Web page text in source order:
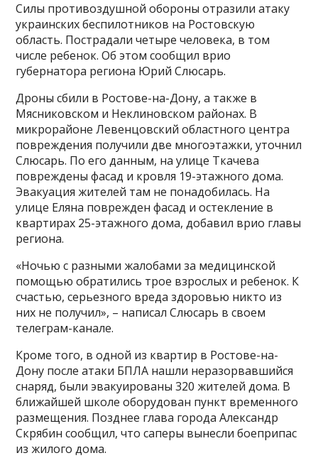
Силы противоздушной обороны отразили атаку
украинских беспилотников на Ростовскую
область. Пострадали четыре человека, в том
числе ребенок. Об этом сообщил врио
губернатора региона Юрий Слюсарь.
Дроны сбили в Ростове-на-Дону, а также в
Мясниковском и Неклиновском районах. В
микрорайоне Левенцовский областного центра
повреждения получили две многоэтажки, уточнил
Слюсарь. По его данным, на улице Ткачева
повреждены фасад и кровля 19-этажного дома.
Эвакуация жителей там не понадобилась. На
улице Еляна поврежден фасад и остекление в
квартирах 25-этажного дома, добавил врио главы
региона.
«Ночью с разными жалобами за медицинской
помощью обратились трое взрослых и ребенок. К
счастью, серьезного вреда здоровью никто из
них не получил», – написал Слюсарь в своем
телеграм-канале.
Кроме того, в одной из квартир в Ростове-на-
Дону после атаки БПЛА нашли неразорвавшийся
снаряд, были эвакуированы 320 жителей дома. В
ближайшей школе оборудован пункт временного
размещения. Позднее глава города Александр
Скрябин сообщил, что саперы вынесли боеприпас
из жилого дома.